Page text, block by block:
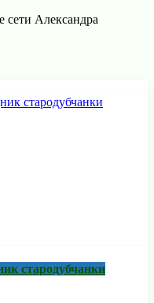
сети Александра
стародубчанки